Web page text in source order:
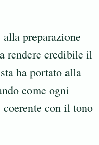
preparazione
rendere credibile il
ha portato alla
come ogni
coerente con il tono